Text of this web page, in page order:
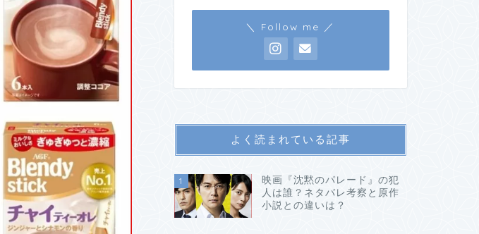
＼ Follow me ／
よく読まれている記事
1
映画『沈黙のパレード』の犯
人は誰？ネタバレ考察と原作
小説との違いは？